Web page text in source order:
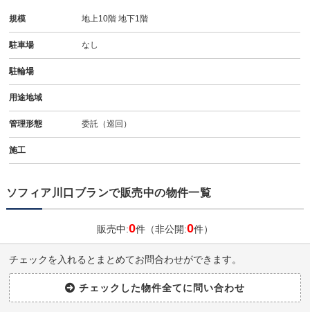
規模 地上10階 地下1階
駐車場 なし
駐輪場
用途地域
管理形態 委託（巡回）
施工
ソフィア川口ブランで販売中の物件一覧
販売中:0件（非公開:0件）
チェックを入れるとまとめてお問合わせができます。